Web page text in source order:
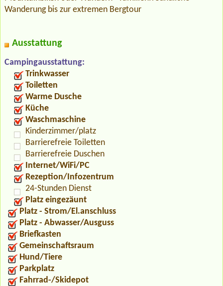
Wanderung bis zur extremen Bergtour
Ausstattung
Campingausstattung:
Trinkwasser
Toiletten
Warme Dusche
Küche
Waschmaschine
Kinderzimmer/platz
Barrierefreie Toiletten
Barrierefreie Duschen
Internet/WiFi/PC
Rezeption/Infozentrum
24-Stunden Dienst
Platz eingezäunt
Platz - Strom/El.anschluss
Platz - Abwasser/Ausguss
Briefkasten
Gemeinschaftsraum
Hund/Tiere
Parkplatz
Fahrrad-/Skidepot